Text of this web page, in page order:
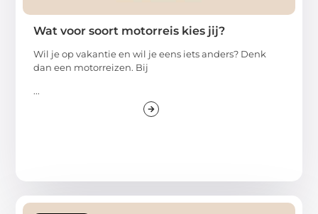
Wat voor soort motorreis kies jij?
Wil je op vakantie en wil je eens iets anders? Denk
dan een motorreizen. Bij
...